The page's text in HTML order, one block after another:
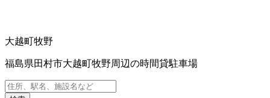
大越町牧野
福島県田村市大越町牧野周辺の時間貸駐車場